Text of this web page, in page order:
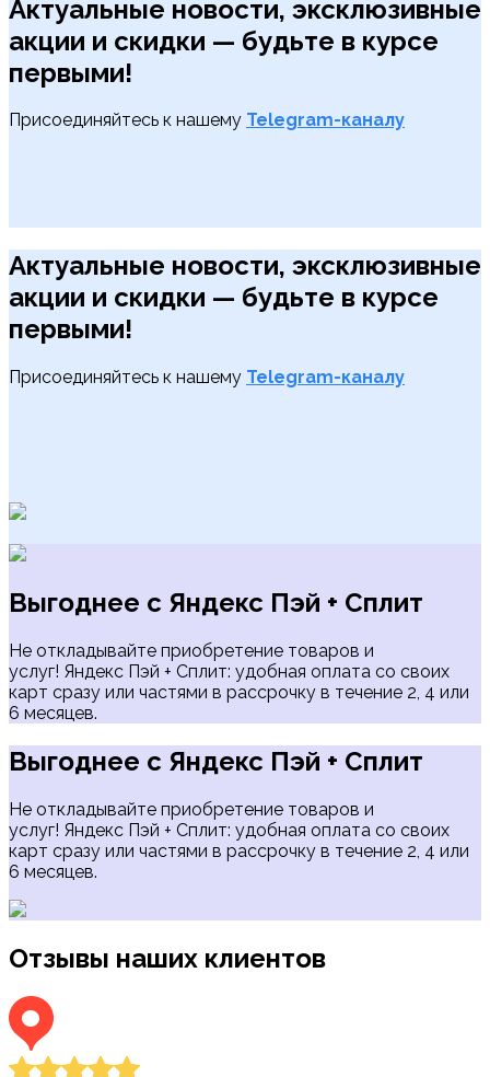
Актуальные новости, эксклюзивные
акции и скидки — будьте в курсе
первыми!
Присоединяйтесь к нашему Telegram-каналу
Актуальные новости, эксклюзивные
акции и скидки — будьте в курсе
первыми!
Присоединяйтесь к нашему Telegram-каналу
Выгоднее с Яндекс Пэй + Сплит
Не откладывайте приобретение товаров и
услуг! Яндекс Пэй + Сплит: удобная оплата со своих
карт сразу или частями в рассрочку в течение 2, 4 или
6 месяцев.
Выгоднее с Яндекс Пэй + Сплит
Не откладывайте приобретение товаров и
услуг! Яндекс Пэй + Сплит: удобная оплата со своих
карт сразу или частями в рассрочку в течение 2, 4 или
6 месяцев.
Отзывы наших клиентов